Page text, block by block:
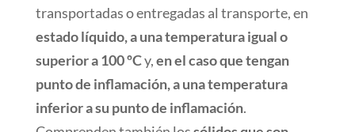
transportadas o entregadas al transporte, en
estado líquido, a una temperatura igual o
superior a 100 ºCy,en el caso que tengan
punto de inflamación, a una temperatura
inferior a su punto de inflamación.